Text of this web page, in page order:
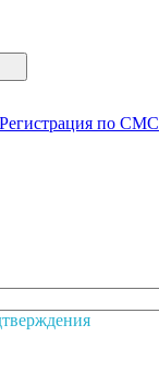
по СМС